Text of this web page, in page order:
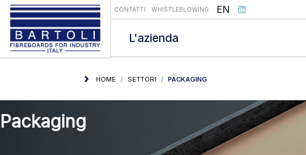
CONTATTI WHISTLEBLOWING Seleziona la tua lingua
EN
L'azienda
HOME SETTORI PACKAGING
Packaging